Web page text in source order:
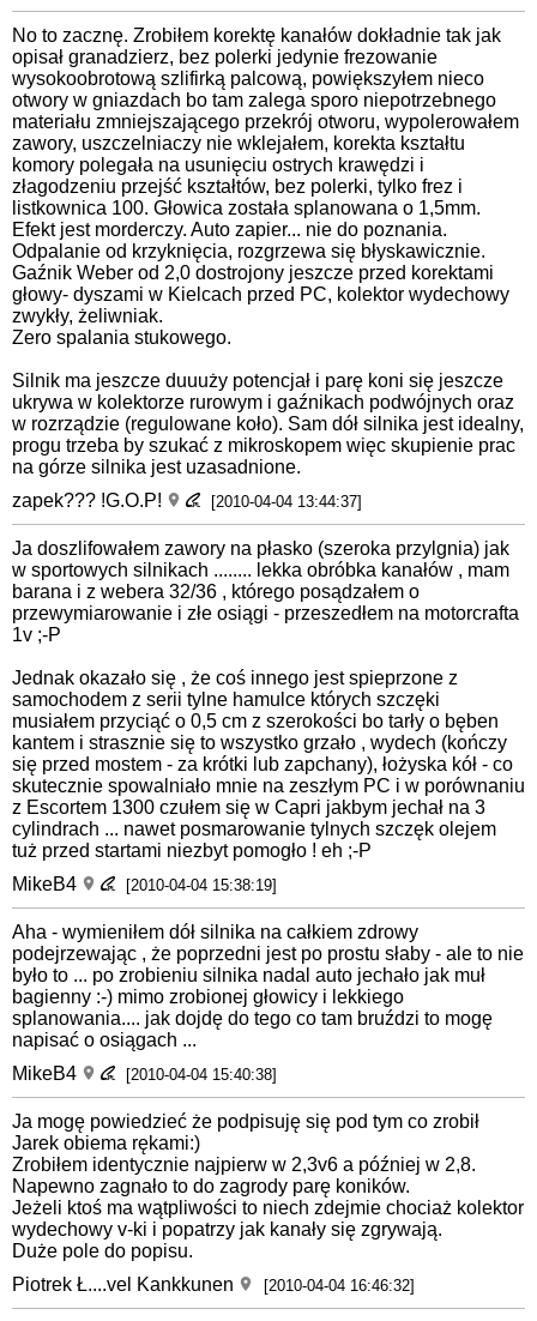
No to zacznę. Zrobiłem korektę kanałów dokładnie tak jak
opisał granadzierz, bez polerki jedynie frezowanie
wysokoobrotową szlifirką palcową, powiększyłem nieco
otwory w gniazdach bo tam zalega sporo niepotrzebnego
materiału zmniejszającego przekrój otworu, wypolerowałem
zawory, uszczelniaczy nie wklejałem, korekta kształtu
komory polegała na usunięciu ostrych krawędzi i
złagodzeniu przejść kształtów, bez polerki, tylko frez i
listkownica 100. Głowica została splanowana o 1,5mm.
Efekt jest morderczy. Auto zapier... nie do poznania.
Odpalanie od krzyknięcia, rozgrzewa się błyskawicznie.
Gaźnik Weber od 2,0 dostrojony jeszcze przed korektami
głowy- dyszami w Kielcach przed PC, kolektor wydechowy
zwykły, żeliwniak.
Zero spalania stukowego.
Silnik ma jeszcze duuuży potencjał i parę koni się jeszcze
ukrywa w kolektorze rurowym i gaźnikach podwójnych oraz
w rozrządzie (regulowane koło). Sam dół silnika jest idealny,
progu trzeba by szukać z mikroskopem więc skupienie prac
na górze silnika jest uzasadnione.
zapek??? !G.O.P!
[2010-04-04 13:44:37]
Ja doszlifowałem zawory na płasko (szeroka przylgnia) jak
w sportowych silnikach ........ lekka obróbka kanałów , mam
barana i z webera 32/36 , którego posądzałem o
przewymiarowanie i złe osiągi - przeszedłem na motorcrafta
1v ;-P
Jednak okazało się , że coś innego jest spieprzone z
samochodem z serii tylne hamulce których szczęki
musiałem przyciąć o 0,5 cm z szerokości bo tarły o bęben
kantem i strasznie się to wszystko grzało , wydech (kończy
się przed mostem - za krótki lub zapchany), łożyska kół - co
skutecznie spowalniało mnie na zeszłym PC i w porównaniu
z Escortem 1300 czułem się w Capri jakbym jechał na 3
cylindrach ... nawet posmarowanie tylnych szczęk olejem
tuż przed startami niezbyt pomogło ! eh ;-P
MikeB4
[2010-04-04 15:38:19]
Aha - wymieniłem dół silnika na całkiem zdrowy
podejrzewając , że poprzedni jest po prostu słaby - ale to nie
było to ... po zrobieniu silnika nadal auto jechało jak muł
bagienny :-) mimo zrobionej głowicy i lekkiego
splanowania.... jak dojdę do tego co tam bruździ to mogę
napisać o osiągach ...
MikeB4
[2010-04-04 15:40:38]
Ja mogę powiedzieć że podpisuję się pod tym co zrobił
Jarek obiema rękami:)
Zrobiłem identycznie najpierw w 2,3v6 a później w 2,8.
Napewno zagnało to do zagrody parę koników.
Jeżeli ktoś ma wątpliwości to niech zdejmie chociaż kolektor
wydechowy v-ki i popatrzy jak kanały się zgrywają.
Duże pole do popisu.
Piotrek Ł....vel Kankkunen
[2010-04-04 16:46:32]